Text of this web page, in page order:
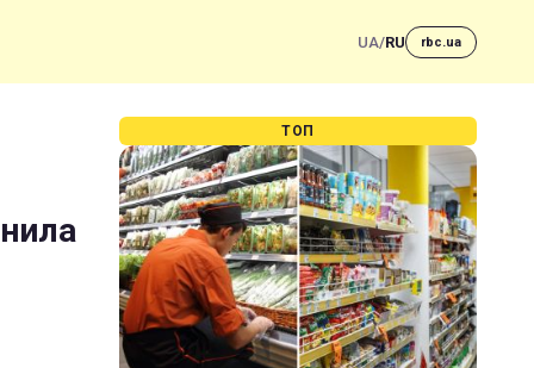
UA/RU rbc.ua
ТОП